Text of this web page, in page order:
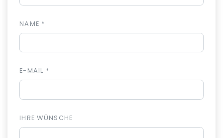
NAME *
E-MAIL *
IHRE WÜNSCHE